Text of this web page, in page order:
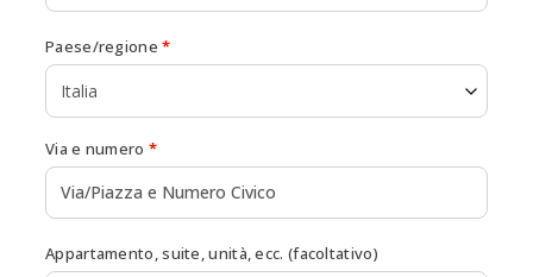
Paese/regione*
Italia
Via e numero *
Appartamento, suite, unità, ecc. (facoltativo)